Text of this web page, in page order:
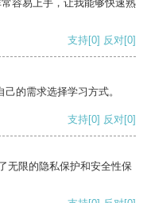
容易上手，让我能够快速熟
支持[0] 反对[0]
的需求选择学习方式。
支持[0] 反对[0]
无限的隐私保护和安全性保